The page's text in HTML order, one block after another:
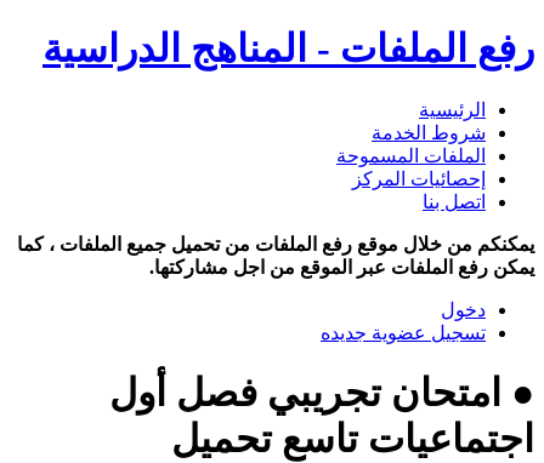
رفع الملفات - المناهج الدراسية
الرئيسية
شروط الخدمة
الملفات المسموحة
إحصائيات المركز
اتصل بنا
يمكنكم من خلال موقع رفع الملفات من تحميل جميع الملفات ، كما
يمكن رفع الملفات عبر الموقع من اجل مشاركتها.
دخول
تسجيل عضوية جديده
● امتحان تجريبي فصل أول
اجتماعيات تاسع تحميل